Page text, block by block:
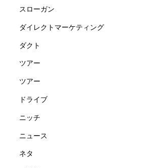
スローガン
ダイレクトマーケティング
ダクト
ツアー
ツアー
ドライブ
ニッチ
ニュース
ネタ